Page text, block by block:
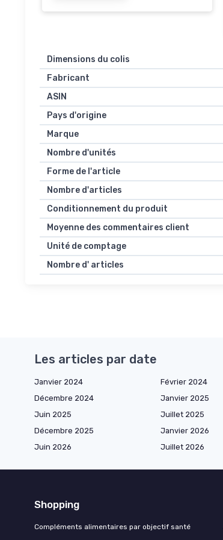
Dimensions du colis
Fabricant
ASIN
Pays d'origine
Marque
Nombre d'unités
Forme de l'article
Nombre d'articles
Conditionnement du produit
Moyenne des commentaires client
Unité de comptage
Nombre d' articles
Les articles par date
Janvier 2024 Février 2024
Décembre 2024
Janvier 2025
Juin 2025
Juillet 2025
Décembre 2025
Janvier 2026
Juin 2026
Juillet 2026
Shopping
Compléments alimentaires par objectif santé